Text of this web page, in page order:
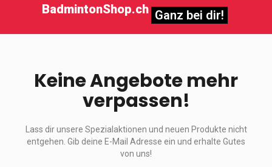
BadmintonShop.ch Ganz bei dir!
Keine Angebote mehr
verpassen!
Lass dir unsere Spezialaktionen und neuen Produkte nicht
entgehen. Gib deine E-Mail Adresse ein und erhalte Gutes
von uns!